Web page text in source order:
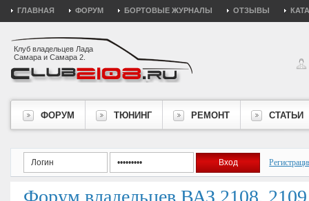
ГЛАВНАЯ ФОРУМ БОРТОВЫЕ ЖУРНАЛЫ ОТЗЫВЫ
Клуб владельцев Лада
Самара и Самара 2.
ФОРУМ ТЮНИНГ РЕМОНТ СТАТЬИ
Форум владельцев ВАЗ 2108,